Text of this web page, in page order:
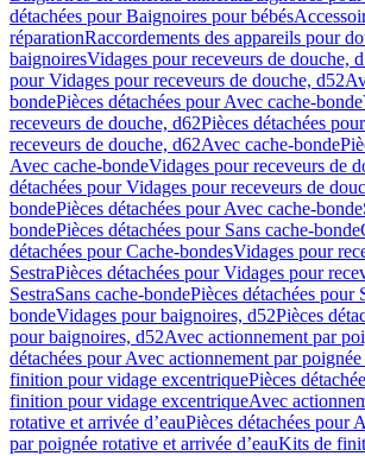
détachées pour Baignoires pour bébés
réparationRaccordements des appareils pour
baignoiresVidages pour receveurs de douche,
pour Vidages pour receveurs de douche, d52
bondePièces détachées pour Avec cache-bonde
receveurs de douche, d62Pièces détachées
receveurs de douche, d62Avec cache-bonde
Avec cache-bondeVidages pour receveurs de
détachées pour Vidages pour receveurs de
bondePièces détachées pour Avec cache-bonde
bondePièces détachées pour Sans cache-bonde
détachées pour Cache-bondesVidages pour
SestraPièces détachées pour Vidages pour
SestraSans cache-bondePièces détachées pour
bondeVidages pour baignoires, d52Pièces
pour baignoires, d52Avec actionnement par
détachées pour Avec actionnement par
finition pour vidage excentriquePièces
finition pour vidage excentriqueAvec
rotative et arrivée d’eauPièces détachées pour
par poignée rotative et arrivée d’eauKits de